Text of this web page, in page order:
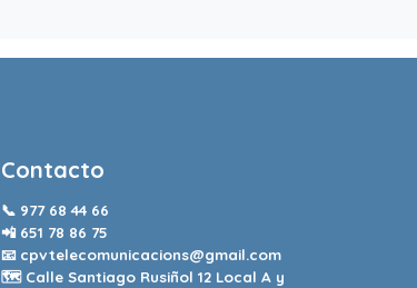
Contacto
📞 977 68 44 66
📲 651 78 86 75
📧 cpvtelecomunicacions@gmail.com
🗺️ Calle Santiago Rusiñol 12 Local A y